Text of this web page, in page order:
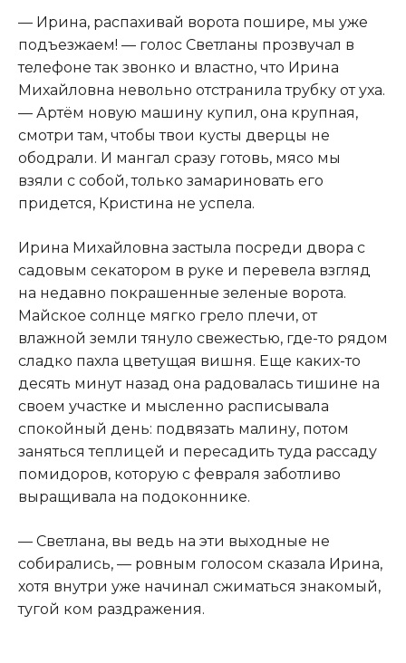
— Ирина, распахивай ворота пошире, мы уже
подъезжаем! — голос Светланы прозвучал в
телефоне так звонко и властно, что Ирина
Михайловна невольно отстранила трубку от уха.
— Артём новую машину купил, она крупная,
смотри там, чтобы твои кусты дверцы не
ободрали. И мангал сразу готовь, мясо мы
взяли с собой, только замариновать его
придется, Кристина не успела.
Ирина Михайловна застыла посреди двора с
садовым секатором в руке и перевела взгляд
на недавно покрашенные зеленые ворота.
Майское солнце мягко грело плечи, от
влажной земли тянуло свежестью, где-то рядом
сладко пахла цветущая вишня. Еще каких-то
десять минут назад она радовалась тишине на
своем участке и мысленно расписывала
спокойный день: подвязать малину, потом
заняться теплицей и пересадить туда рассаду
помидоров, которую с февраля заботливо
выращивала на подоконнике.
— Светлана, вы ведь на эти выходные не
собирались, — ровным голосом сказала Ирина,
хотя внутри уже начинал сжиматься знакомый,
тугой ком раздражения.